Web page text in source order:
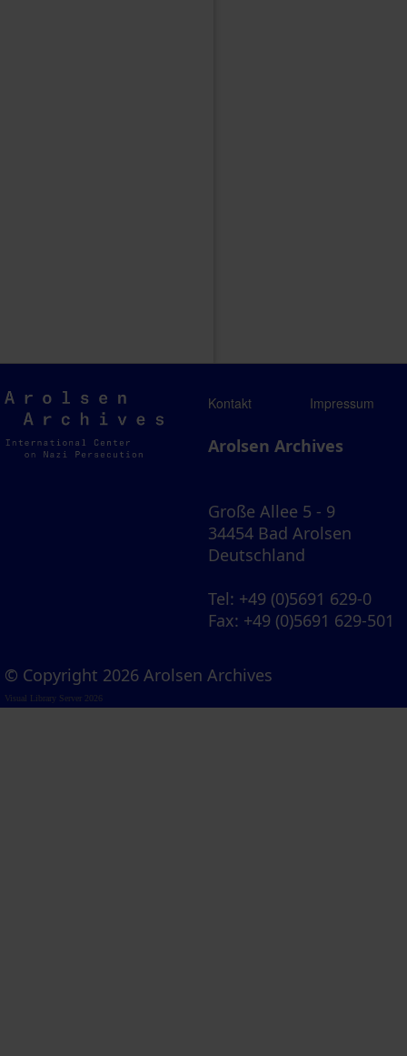
Arolsen
Archives
Kontakt Impressum
Arolsen Archives
Große Allee 5 - 9
34454 Bad Arolsen
Deutschland
Tel: +49 (0)5691 629-0
Fax: +49 (0)5691 629-501
© Copyright 2026 Arolsen Archives
Visual Library Server 2026